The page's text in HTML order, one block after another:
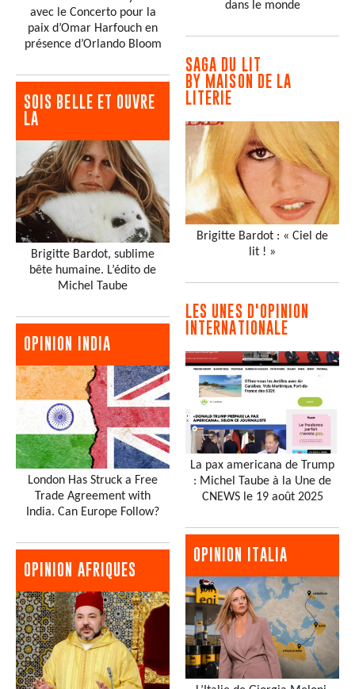
avec le Concerto pour la
paix d’Omar Harfouch en
présence d’Orlando Bloom
SOIS BELLE ET OUVRE
LA
Brigitte Bardot, sublime
bête humaine. L’édito de
Michel Taube
OPINION INDIA
London Has Struck a Free
Trade Agreement with
India. Can Europe Follow?
OPINION AFRIQUES
dans le monde
SAGA DU LIT
BY MAISON DE LA
LITERIE
Brigitte Bardot : « Ciel de
lit ! »
LES UNES D'OPINION
INTERNATIONALE
La pax americana de Trump
: Michel Taube à la Une de
CNEWS le 19 août 2025
OPINION ITALIA